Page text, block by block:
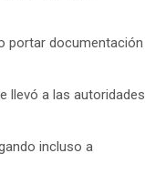
portar documentación
llevó a las autoridades
incluso a